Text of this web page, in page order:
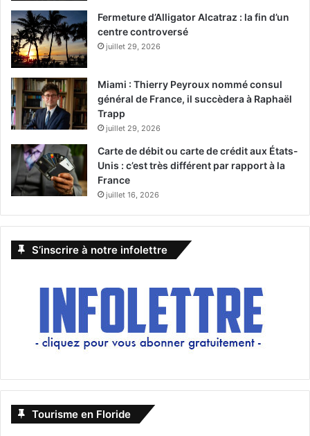
Fermeture d’Alligator Alcatraz : la fin d’un
centre controversé
juillet 29, 2026
Miami : Thierry Peyroux nommé consul
général de France, il succèdera à Raphaël
Trapp
juillet 29, 2026
Carte de débit ou carte de crédit aux États-
Unis : c’est très différent par rapport à la
France
juillet 16, 2026
S’inscrire à notre infolettre
Tourisme en Floride